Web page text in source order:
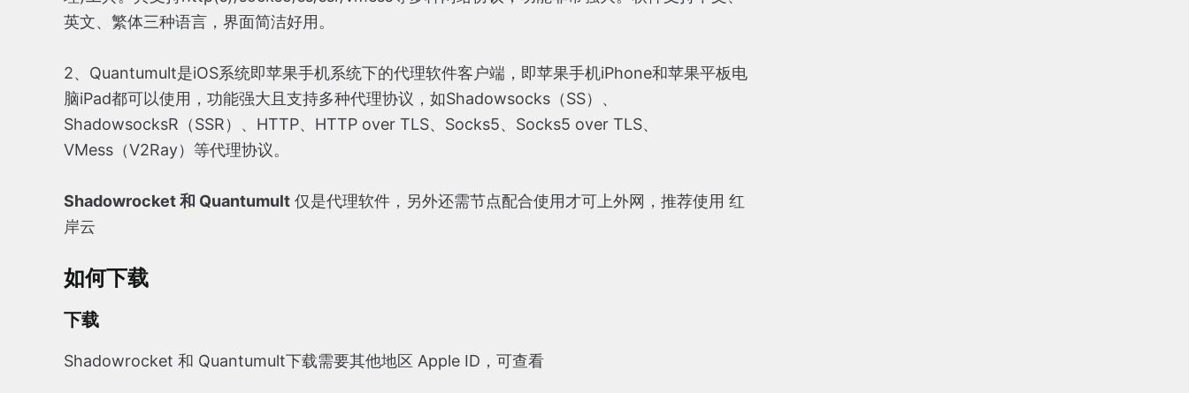
英文、繁体三种语言，界面简洁好用。
2、Quantumult是iOS系统即苹果手机系统下的代理软件客户端，即苹果手机iPhone和苹果平板电
脑iPad都可以使用，功能强大且支持多种代理协议，如Shadowsocks（SS）、
ShadowsocksR（SSR）、HTTP、HTTP over TLS、Socks5、Socks5 over TLS、
VMess（V2Ray）等代理协议。
Shadowrocket 和 Quantumult 仅是代理软件，另外还需节点配合使用才可上外网，推荐使用 红
岸云
如何下载
下载
Shadowrocket 和 Quantumult下载需要其他地区 Apple ID，可查看